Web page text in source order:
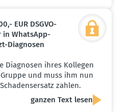
EUR DSGVO-
in WhatsApp-
Diagnosen
Diagnosen ihres Kollegen
und muss ihm nun
Schadensersatz zahlen.
ganzen Text lesen